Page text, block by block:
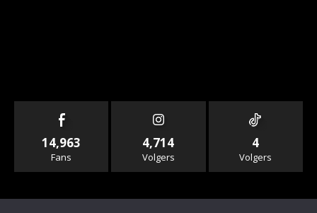
14,963
Fans
4,714
Volgers
4
Volgers